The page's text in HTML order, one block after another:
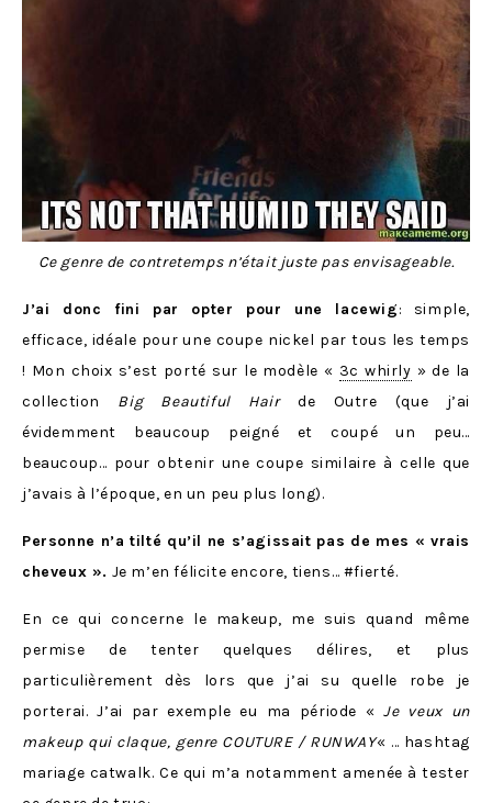
Ce genre de contretemps n’était juste pas envisageable.
J’ai donc fini par opter pour une lacewig: simple,
efficace, idéale pour une coupe nickel par tous les temps
! Mon choix s’est porté sur le modèle « 3c whirly » de la
collection Big Beautiful Hairde Outre (que j’ai
évidemment beaucoup peigné et coupé un peu…
beaucoup… pour obtenir une coupe similaire à celle que
j’avais à l’époque, en un peu plus long).
Personne n’a tilté qu’il ne s’agissait pas de mes « vrais
cheveux ». Je m’en félicite encore, tiens… #fierté.
En ce qui concerne le makeup, me suis quand même
permise de tenter quelques délires, et plus
particulièrement dès lors que j’ai su quelle robe je
porterai. J’ai par exemple eu ma période «Je veux un
makeup qui claque, genre COUTURE / RUNWAY« … hashtag
mariage catwalk. Ce qui m’a notamment amenée à tester